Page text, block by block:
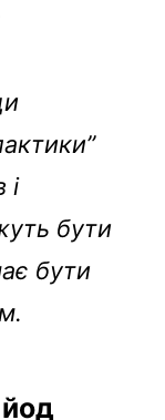
і
бути
бути